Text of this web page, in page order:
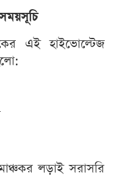
এই হাইভোল্টেজ
লড়াই সরাসরি